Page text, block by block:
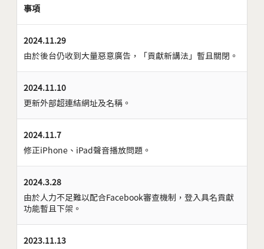
事項
2024.11.29
由於後台仍收到大量惡意廣告，「貢獻新講法」暫且關閉。
2024.11.10
更新外部超連結網址及名稱。
2024.11.7
修正iPhone、iPad聲音播放問題。
2024.3.28
由於人力不足難以配合Facebook審查機制，登入具名貢獻
功能暫且下架。
2023.11.13